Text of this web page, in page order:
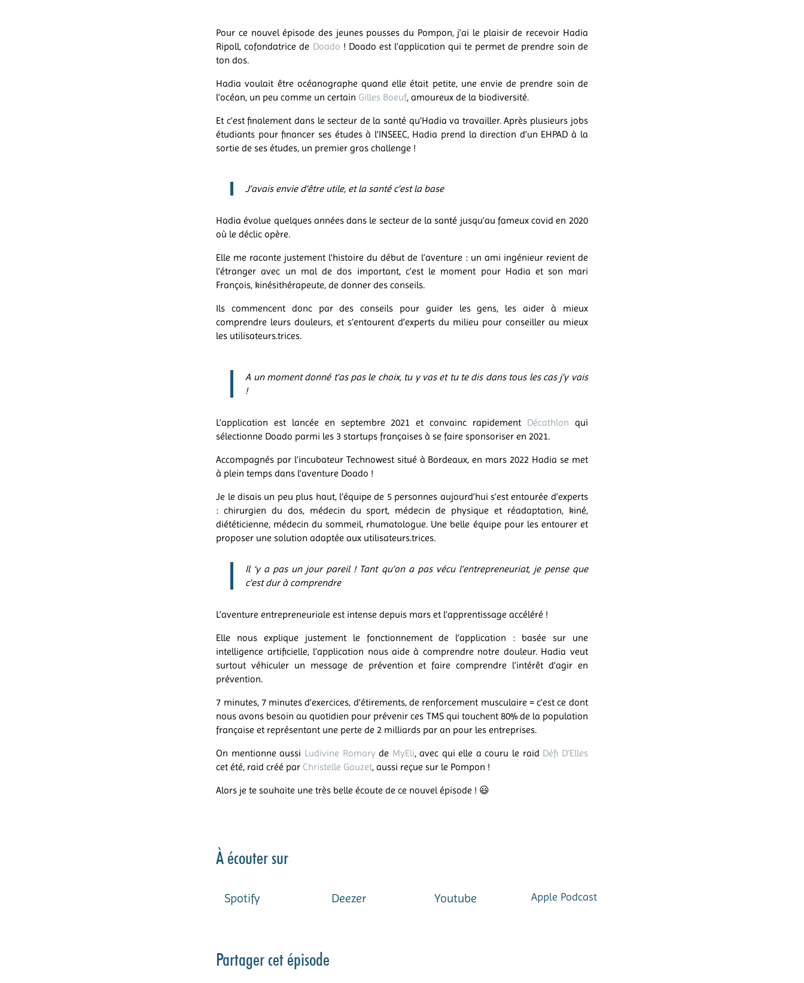
Pour ce nouvel épisode des jeunes pousses du Pompon, j’ai le plaisir de recevoir Hadia
Ripoll, cofondatrice de Doado ! Doado est l’application qui te permet de prendre soin de
ton dos.
Hadia voulait être océanographe quand elle était petite, une envie de prendre soin de
l’océan, un peu comme un certain Gilles Boeuf, amoureux de la biodiversité.
Et c’est finalement dans le secteur de la santé qu’Hadia va travailler. Après plusieurs jobs
étudiants pour financer ses études à l’INSEEC, Hadia prend la direction d’un EHPAD à la
sortie de ses études, un premier gros challenge !
J’avais envie d’être utile, et la santé c’est la base
Hadia évolue quelques années dans le secteur de la santé jusqu’au fameux covid en 2020
où le déclic opère.
Elle me raconte justement l’histoire du début de l’aventure : un ami ingénieur revient de
l’étranger avec un mal de dos important, c’est le moment pour Hadia et son mari
François, kinésithérapeute, de donner des conseils.
Ils commencent donc par des conseils pour guider les gens, les aider à mieux
comprendre leurs douleurs, et s’entourent d’experts du milieu pour conseiller au mieux
les utilisateurs.trices.
A un moment donné t’as pas le choix, tu y vas et tu te dis dans tous les cas j’y vais
!
L’application est lancée en septembre 2021 et convainc rapidement Décathlon qui
sélectionne Doado parmi les 3 startups françaises à se faire sponsoriser en 2021.
Accompagnés par l’incubateur Technowest situé à Bordeaux, en mars 2022 Hadia se met
à plein temps dans l’aventure Doado !
Je le disais un peu plus haut, l’équipe de 5 personnes aujourd’hui s’est entourée d’experts
:chirurgien du dos, médecin du sport, médecin de physique et réadaptation, kiné,
diététicienne, médecin du sommeil, rhumatologue. Une belle équipe pour les entourer et
proposer une solution adaptée aux utilisateurs.trices.
Il ‘y a pas un jour pareil ! Tant qu’on a pas vécu l’entrepreneuriat, je pense que
c’est dur à comprendre
L’aventure entrepreneuriale est intense depuis mars et l’apprentissage accéléré !
Elle nous explique justement le fonctionnement de l’application : basée sur une
intelligence artificielle, l’application nous aide à comprendre notre douleur. Hadia veut
surtout véhiculer un message de prévention et faire comprendre l’intérêt d’agir en
prévention.
7 minutes, 7 minutes d’exercices, d’étirements, de renforcement musculaire = c’est ce dont
nous avons besoin au quotidien pour prévenir ces TMS qui touchent 80% de la population
française et représentant une perte de 2 milliards par an pour les entreprises.
On mentionne aussi Ludivine Romaryde MyEli, avec qui elle a couru le raid Défi D’Elles
cet été, raid créé par Christelle Gauzet, aussi reçue sur le Pompon !
Alors je te souhaite une très belle écoute de ce nouvel épisode ! 😃
À écouter sur
Spotify Deezer Youtube Apple Podcast
Partager cet épisode